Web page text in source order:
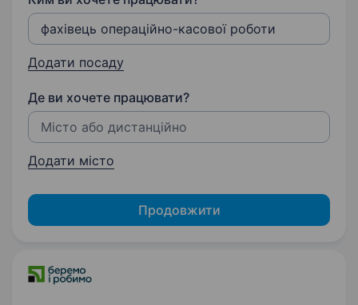
Додати посаду
Де ви хочете працювати?
Додати місто
Продовжити